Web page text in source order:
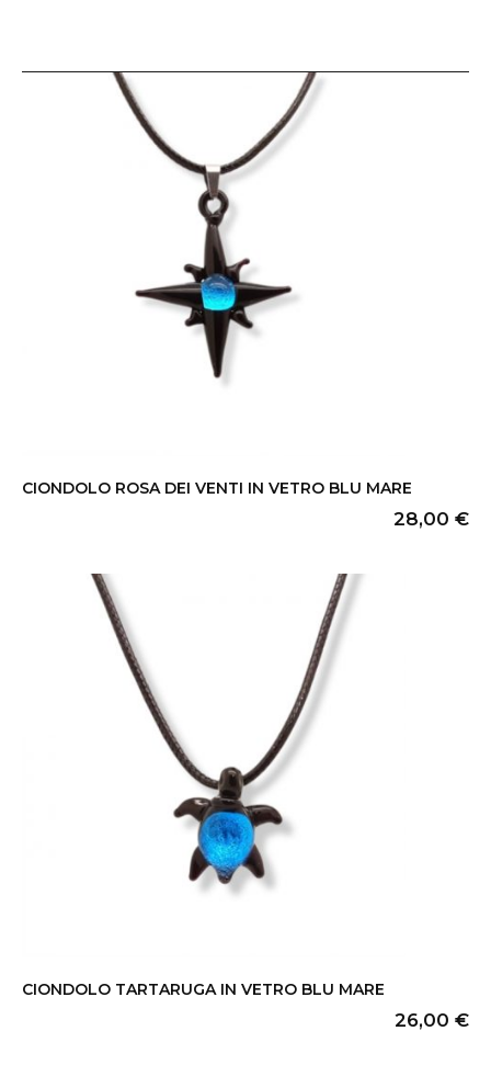
CIONDOLO ROSA DEI VENTI IN VETRO BLU MARE
28,00 €
CIONDOLO TARTARUGA IN VETRO BLU MARE
26,00 €